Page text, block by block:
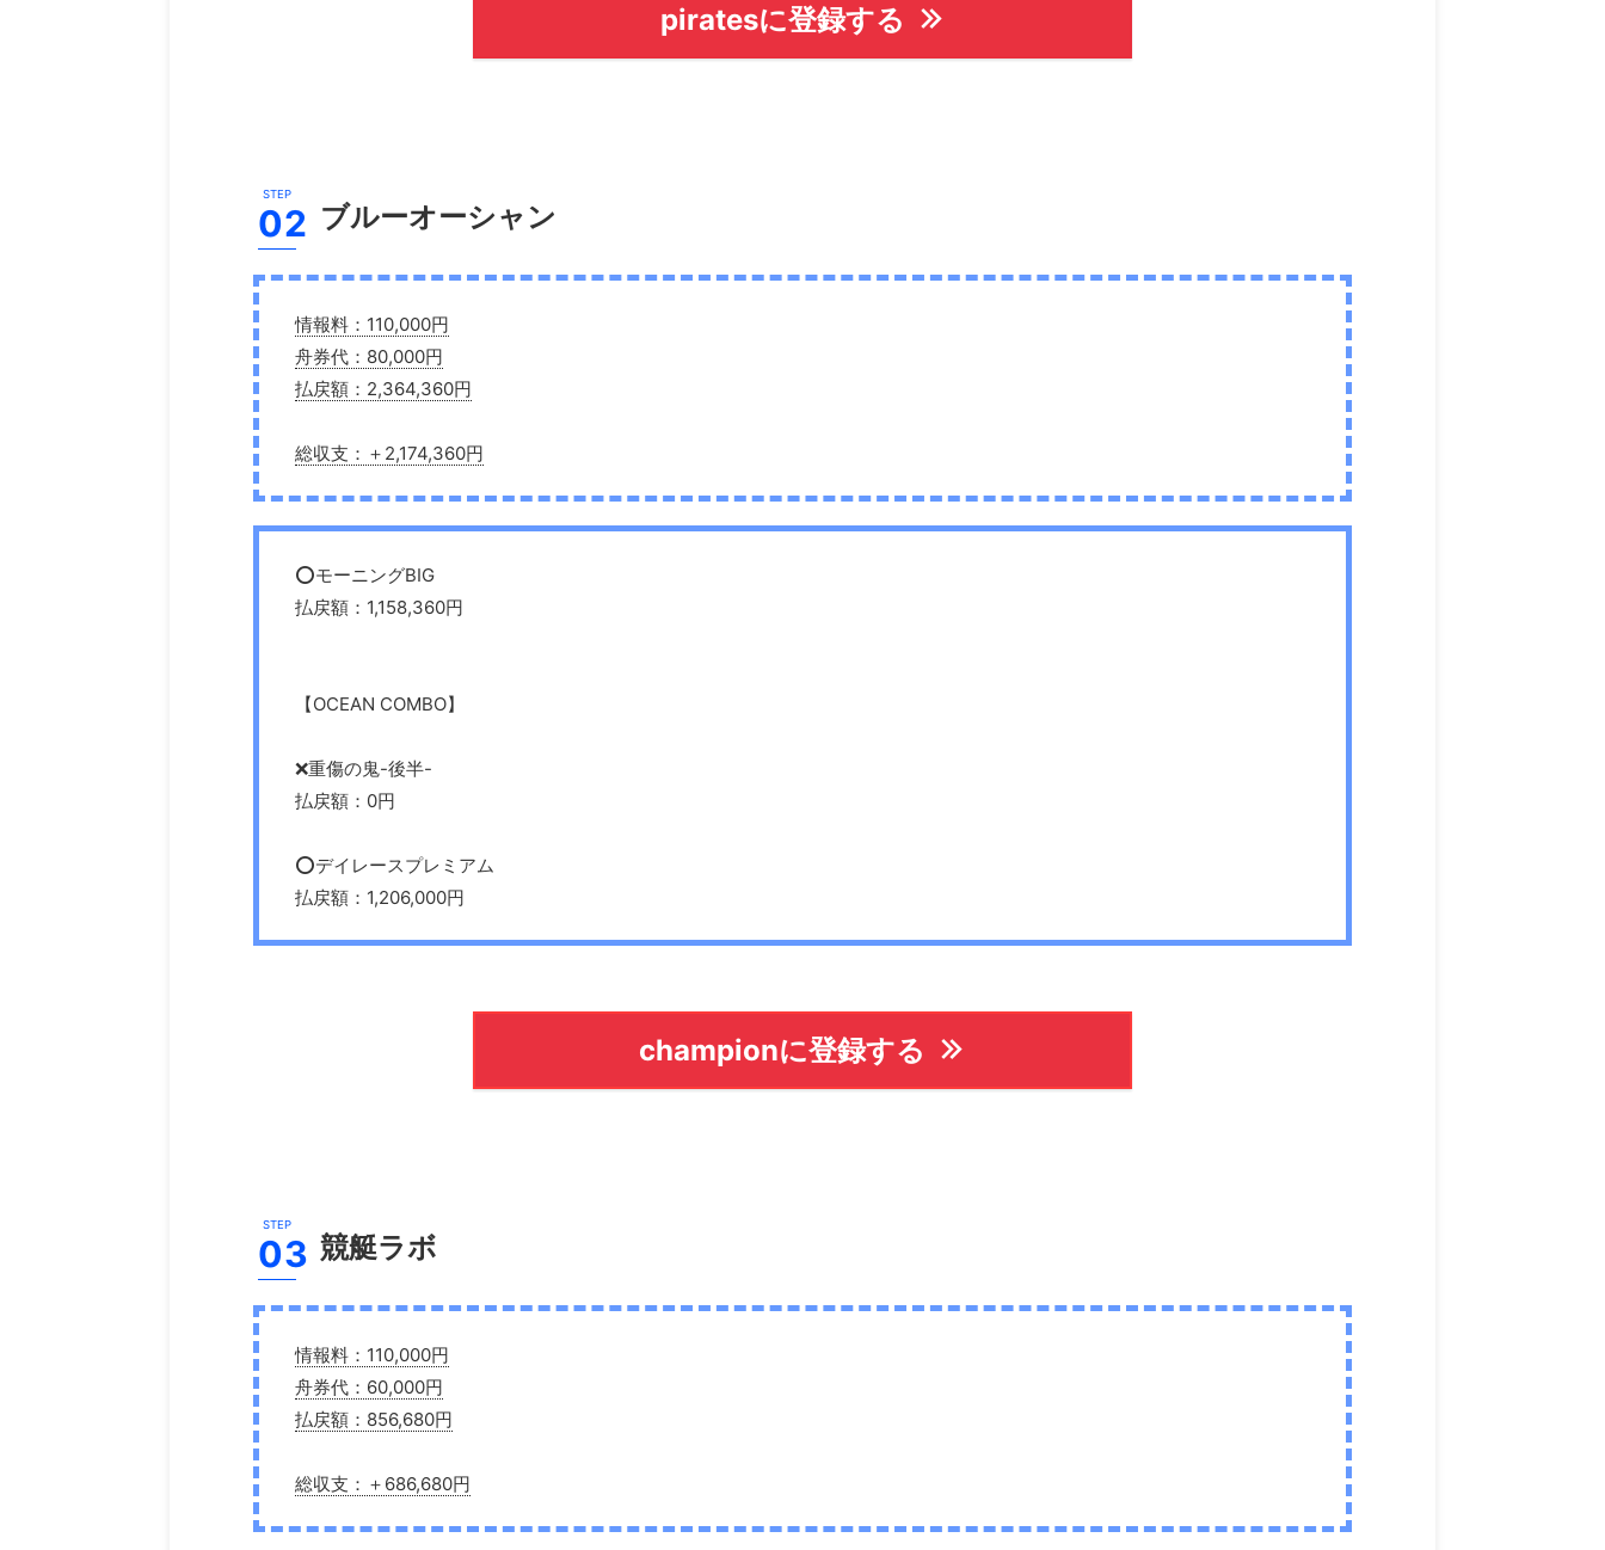
piratesに登録する
ブルーオーシャン
情報料：110,000円
舟券代：80,000円
払戻額：2,364,360円
総収支：＋2,174,360円
⭕️モーニングBIG
払戻額：1,158,360円
【OCEAN COMBO】
❌重傷の鬼-後半-
払戻額：0円
⭕️デイレースプレミアム
払戻額：1,206,000円
championに登録する
競艇ラボ
情報料：110,000円
舟券代：60,000円
払戻額：856,680円
総収支：＋686,680円